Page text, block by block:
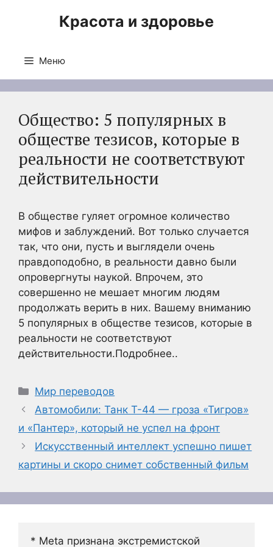
Красота и здоровье
Меню
Общество: 5 популярных в
обществе тезисов, которые в
реальности не соответствуют
действительности
В обществе гуляет огромное количество
мифов и заблуждений. Вот только случается
так, что они, пусть и выглядели очень
правдоподобно, в реальности давно были
опровергнуты наукой. Впрочем, это
совершенно не мешает многим людям
продолжать верить в них. Вашему вниманию
5 популярных в обществе тезисов, которые в
реальности не соответствуют
действительности.Подробнее..
Рубрики
Мир переводов
Автомобили: Танк Т-44 — гроза «Тигров»
и «Пантер», который не успел на фронт
Искусственный интеллект успешно пишет
картины и скоро снимет собственный фильм
* Meta признана экстремистской